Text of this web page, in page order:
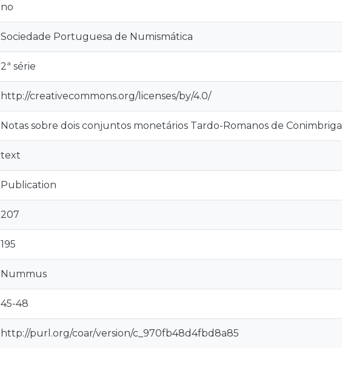
no
Sociedade Portuguesa de Numismática
2ª série
http://creativecommons.org/licenses/by/4.0/
Notas sobre dois conjuntos monetários Tardo-Romanos de Conimbriga
text
Publication
207
195
Nummus
45-48
http://purl.org/coar/version/c_970fb48d4fbd8a85